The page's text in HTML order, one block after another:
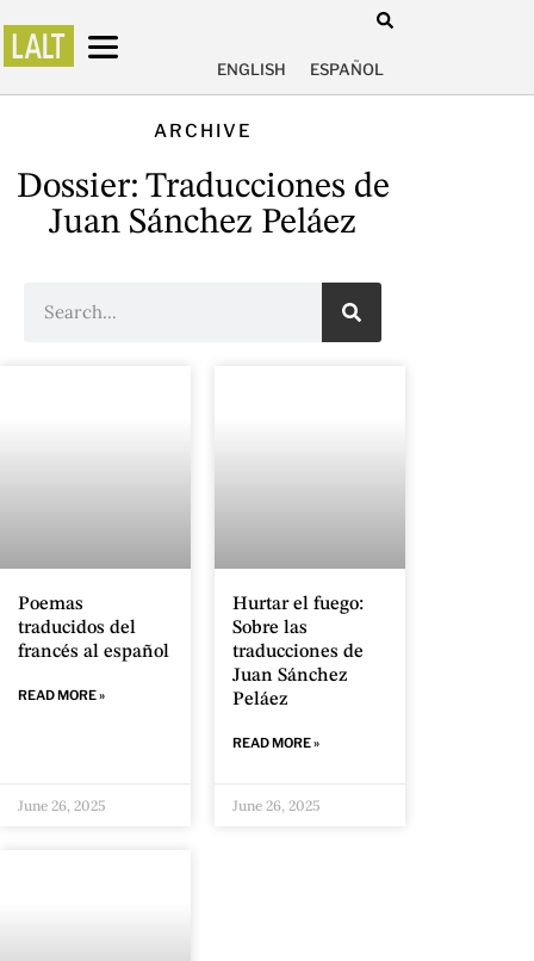
ENGLISH ESPAÑOL
ARCHIVE
Dossier: Traducciones de
Juan Sánchez Peláez
Poemas
traducidos del
francés al español
READ MORE »
June 26, 2025
Hurtar el fuego:
Sobre las
traducciones de
Juan Sánchez
Peláez
READ MORE »
June 26, 2025